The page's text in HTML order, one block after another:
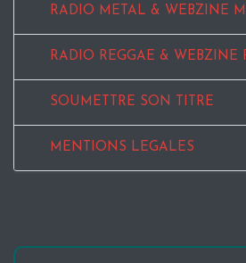
RADIO METAL & WEBZINE
RADIO REGGAE & WEBZINE
SOUMETTRE SON TITRE
MENTIONS LEGALES